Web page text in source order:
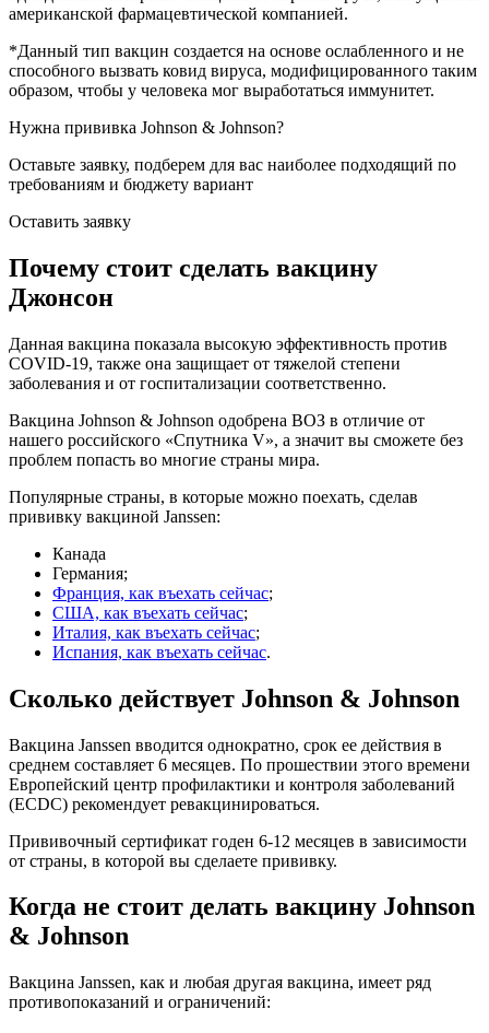
американской фармацевтической компанией.
*Данный тип вакцин создается на основе ослабленного и не
способного вызвать ковид вируса, модифицированного таким
образом, чтобы у человека мог выработаться иммунитет.
Нужна прививка Johnson & Johnson?
Оставьте заявку, подберем для вас наиболее подходящий по
требованиям и бюджету вариант
Оставить заявку
Почему стоит сделать вакцину
Джонсон
Данная вакцина показала высокую эффективность против
COVID-19, также она защищает от тяжелой степени
заболевания и от госпитализации соответственно.
Вакцина Johnson & Johnson одобрена ВОЗ в отличие от
нашего российского «Спутника V», а значит вы сможете без
проблем попасть во многие страны мира.
Популярные страны, в которые можно поехать, сделав
прививку вакциной Janssen:
Канада
Германия;
Франция, как въехать сейчас;
США, как въехать сейчас;
Италия, как въехать сейчас;
Испания, как въехать сейчас.
Сколько действует Johnson & Johnson
Вакцина Janssen вводится однократно, срок ее действия в
среднем составляет 6 месяцев. По прошествии этого времени
Европейский центр профилактики и контроля заболеваний
(ECDC) рекомендует ревакцинироваться.
Прививочный сертификат годен 6-12 месяцев в зависимости
от страны, в которой вы сделаете прививку.
Когда не стоит делать вакцину Johnson
& Johnson
Вакцина Janssen, как и любая другая вакцина, имеет ряд
противопоказаний и ограничений: